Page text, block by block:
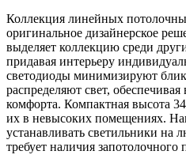
Коллекция линейных
оригинальное дизайнерское
выделяет коллекцию среди
придавая интерьеру
светодиоды минимизируют
распределяют свет,
комфорта. Компактная высота
их в невысоких помещениях.
устанавливать светильники на
требует наличия запотолочного